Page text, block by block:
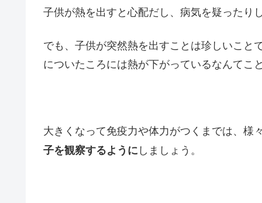
子供が熱を出すと心配だし、病気を疑ったり
でも、子供が突然熱を出すことは珍しいこと
についたころには熱が下がっているなんてこ
大きくなって免疫力や体力がつくまでは、様
子を観察するようにしましょう。